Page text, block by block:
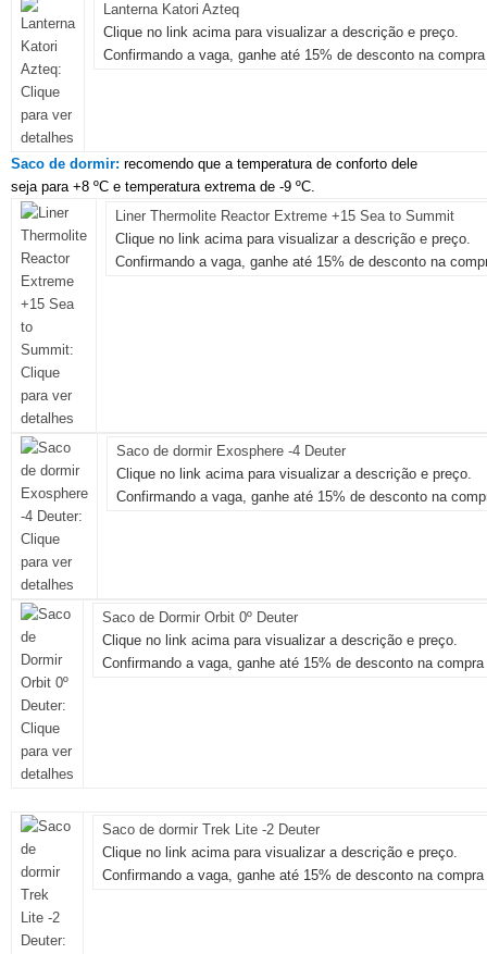
Lanterna Katori Azteq
Clique no link acima para visualizar a descrição e preço.
Confirmando a vaga, ganhe até 15% de desconto na
Saco de dormir: recomendo que a temperatura de conforto dele
seja para +8 ºC e temperatura extrema de -9 ºC.
Liner Thermolite Reactor Extreme +15 Sea to Summit
Clique no link acima para visualizar a descrição e preço.
Confirmando a vaga, ganhe até 15% de desconto na
Saco de dormir Exosphere -4 Deuter
Clique no link acima para visualizar a descrição e preço.
Confirmando a vaga, ganhe até 15% de desconto na
Saco de Dormir Orbit 0º Deuter
Clique no link acima para visualizar a descrição e preço.
Confirmando a vaga, ganhe até 15% de desconto na
Saco de dormir Trek Lite -2 Deuter
Clique no link acima para visualizar a descrição e preço.
Confirmando a vaga, ganhe até 15% de desconto na